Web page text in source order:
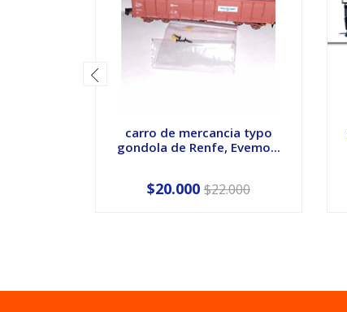
carro de mercancia typo
gondola de Renfe, Evemo...
$20.000 $22.000